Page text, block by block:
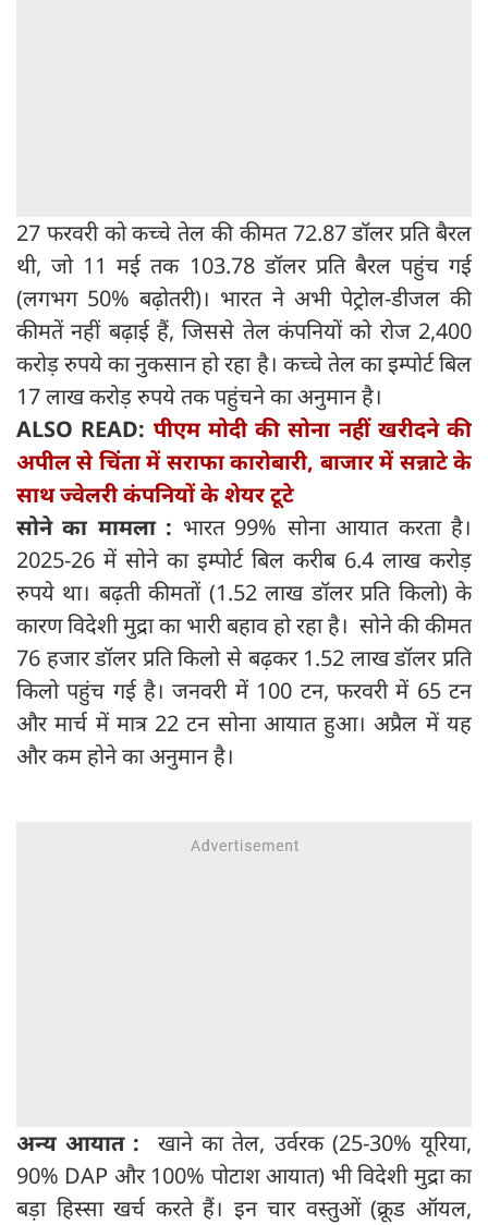
27 फरवरी को कच्चे तेल की कीमत 72.87 डॉलर प्रति बैरल
थी, जो 11 मई तक 103.78 डॉलर प्रति बैरल पहुंच गई
(लगभग 50% बढ़ोतरी)। भारत ने अभी पेट्रोल-डीजल की
कीमतें नहीं बढ़ाई हैं, जिससे तेल कंपनियों को रोज 2,400
करोड़ रुपये का नुकसान हो रहा है। कच्चे तेल का इम्पोर्ट बिल
17 लाख करोड़ रुपये तक पहुंचने का अनुमान है।
ALSO READ: पीएम मोदी की सोना नहीं खरीदने की
अपील से चिंता में सराफा कारोबारी, बाजार में सन्नाटे के
साथ ज्वेलरी कंपनियों के शेयर टूटे
सोने का मामला : भारत 99% सोना आयात करता है।
2025-26 में सोने का इम्पोर्ट बिल करीब 6.4 लाख करोड़
रुपये था। बढ़ती कीमतों (1.52 लाख डॉलर प्रति किलो) के
कारण विदेशी मुद्रा का भारी बहाव हो रहा है। सोने की कीमत
76 हजार डॉलर प्रति किलो से बढ़कर 1.52 लाख डॉलर प्रति
किलो पहुंच गई है। जनवरी में 100 टन, फरवरी में 65 टन
और मार्च में मात्र 22 टन सोना आयात हुआ। अप्रैल में यह
और कम होने का अनुमान है।
अन्य आयात : खाने का तेल, उर्वरक (25-30% यूरिया,
90% DAP और 100% पोटाश आयात) भी विदेशी मुद्रा का
बड़ा हिस्सा खर्च करते हैं। इन चार वस्तुओं (क्रूड ऑयल,